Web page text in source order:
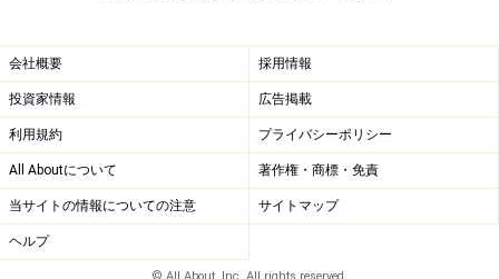
会社概要 採用情報
投資家情報 広告掲載
利用規約 プライバシーポリシー
All Aboutについて 著作権・商標・免責
当サイトの情報についての注意 サイトマップ
ヘルプ